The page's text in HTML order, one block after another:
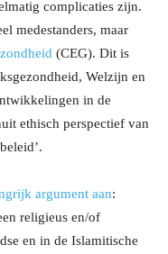
complicaties zijn.
medestanders, maar
(CEG). Dit is
Welzijn en
in de
ethisch perspectief van
argument aan:
religieus en/of
en in de Islamitische